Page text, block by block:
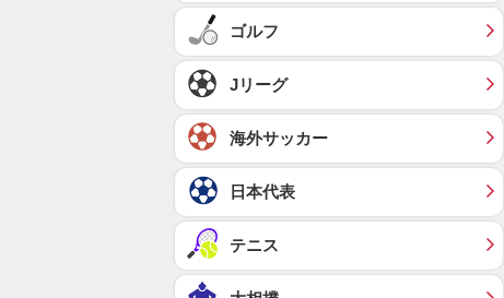
ゴルフ
Jリーグ
海外サッカー
日本代表
テニス